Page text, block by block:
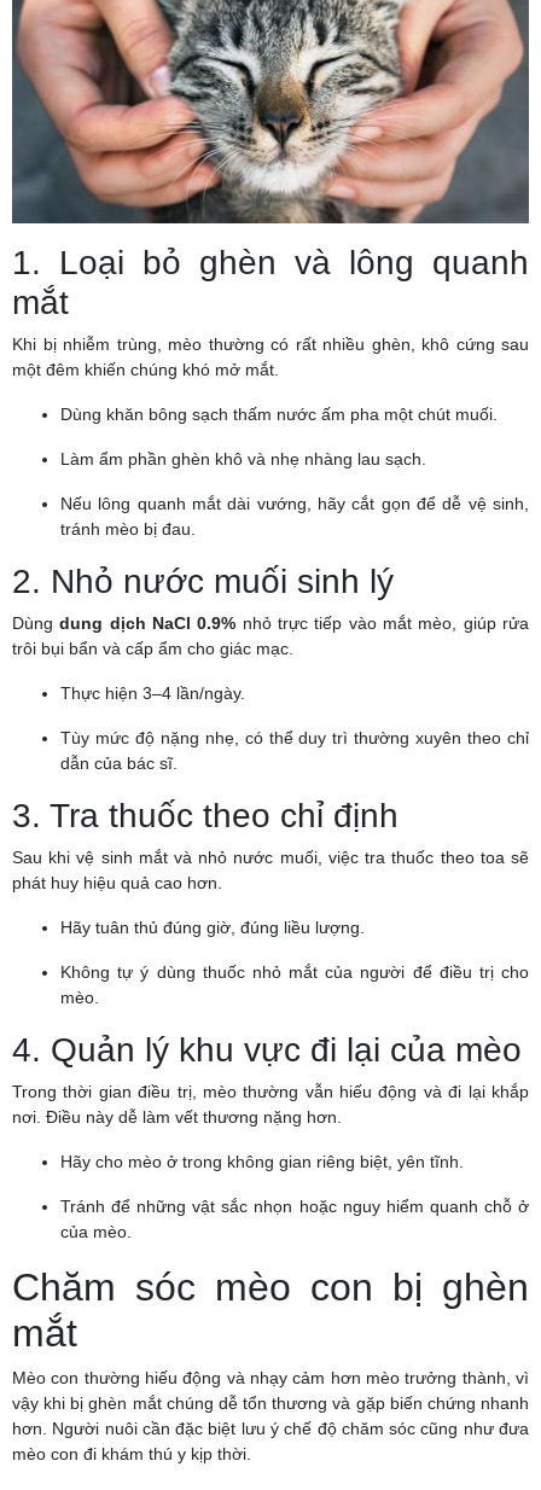
1. Loại bỏ ghèn và lông quanh
mắt
Khi bị nhiễm trùng, mèo thường có rất nhiều ghèn, khô cứng sau
một đêm khiến chúng khó mở mắt.
Dùng khăn bông sạch thấm nước ấm pha một chút muối.
Làm ẩm phần ghèn khô và nhẹ nhàng lau sạch.
Nếu lông quanh mắt dài vướng, hãy cắt gọn để dễ vệ sinh,
tránh mèo bị đau.
2. Nhỏ nước muối sinh lý
Dùngdung dịch NaCl 0.9% nhỏ trực tiếp vào mắt mèo, giúp rửa
trôi bụi bẩn và cấp ẩm cho giác mạc.
Thực hiện 3–4 lần/ngày.
Tùy mức độ nặng nhẹ, có thể duy trì thường xuyên theo chỉ
dẫn của bác sĩ.
3. Tra thuốc theo chỉ định
Sau khi vệ sinh mắt và nhỏ nước muối, việc tra thuốc theo toa sẽ
phát huy hiệu quả cao hơn.
Hãy tuân thủ đúng giờ, đúng liều lượng.
Không tự ý dùng thuốc nhỏ mắt của người để điều trị cho
mèo.
4. Quản lý khu vực đi lại của mèo
Trong thời gian điều trị, mèo thường vẫn hiếu động và đi lại khắp
nơi. Điều này dễ làm vết thương nặng hơn.
Hãy cho mèo ở trong không gian riêng biệt, yên tĩnh.
Tránh để những vật sắc nhọn hoặc nguy hiểm quanh chỗ ở
của mèo.
Chăm sóc mèo con bị ghèn
mắt
Mèo con thường hiếu động và nhạy cảm hơn mèo trưởng thành, vì
vậy khi bị ghèn mắt chúng dễ tổn thương và gặp biến chứng nhanh
hơn. Người nuôi cần đặc biệt lưu ý chế độ chăm sóc cũng như đưa
mèo con đi khám thú y kịp thời.